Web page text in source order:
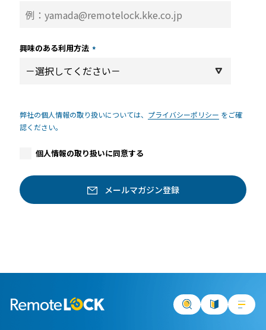
興味のある利用方法 *
弊社の個人情報の取り扱いについては、 プライバシーポリシー をご確
認ください。
個人情報の取り扱いに同意する